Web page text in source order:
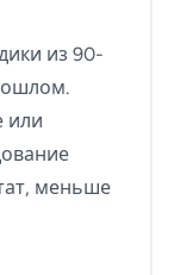
из 90-
или
меньше